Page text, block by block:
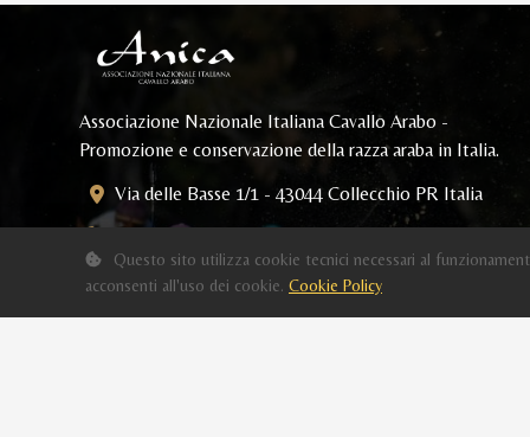
Associazione Nazionale Italiana Cavallo Arabo -
Promozione e conservazione della razza araba in Italia.
Via delle Basse 1/1 - 43044 Collecchio PR Italia
Tel: 0521.805250 - Fax: 0521.800212
Segreteria:
segreteria@anicahorse.org
Eventi:eventi@anicahorse.org
Questo sito utilizza cookie tecnici necessari al
acconsenti all'uso dei cookie. Cookie Policy